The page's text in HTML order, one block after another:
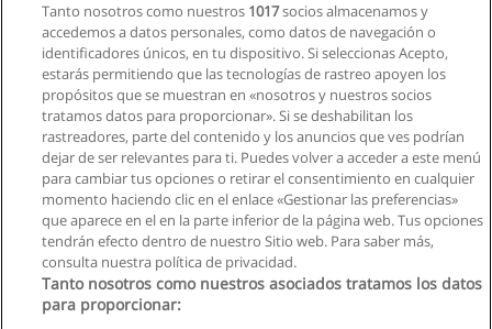
Tanto nosotros como nuestros 1017socios almacenamos y
accedemos a datos personales, como datos de navegación o
identificadores únicos, en tu dispositivo. Si seleccionas Acepto,
estarás permitiendo que las tecnologías de rastreo apoyen los
propósitos que se muestran en «nosotros y nuestros socios
tratamos datos para proporcionar». Si se deshabilitan los
rastreadores, parte del contenido y los anuncios que ves podrían
dejar de ser relevantes para ti. Puedes volver a acceder a este menú
para cambiar tus opciones o retirar el consentimiento en cualquier
momento haciendo clic en el enlace «Gestionar las preferencias»
que aparece en el en la parte inferior de la página web. Tus opciones
tendrán efecto dentro de nuestro Sitio web. Para saber más,
consulta nuestra política de privacidad.
Tanto nosotros como nuestros asociados tratamos los datos
para proporcionar: